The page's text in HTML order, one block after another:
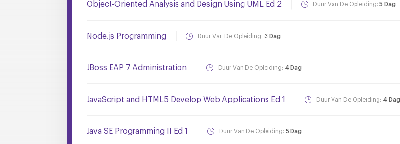
Object-Oriented Analysis and Design Using UML Ed 2 Duur Van De Opleiding: 5 Dag
Node.js Programming Duur Van De Opleiding: 3 Dag
JBoss EAP 7 Administration Duur Van De Opleiding: 4 Dag
JavaScript and HTML5 Develop Web Applications Ed 1 Duur Van De Opleiding: 4 Dag
Java SE Programming II Ed 1 Duur Van De Opleiding: 5 Dag